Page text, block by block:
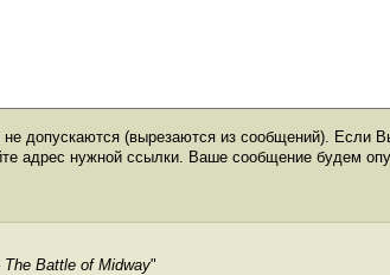
не допускаются (вырезаются из сообщений). Если
адрес нужной ссылки. Ваше сообщение будем
The Battle of Midway"